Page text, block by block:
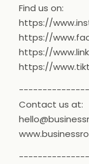
Find us on:
https://
https://
https://
https://
Contact us at: